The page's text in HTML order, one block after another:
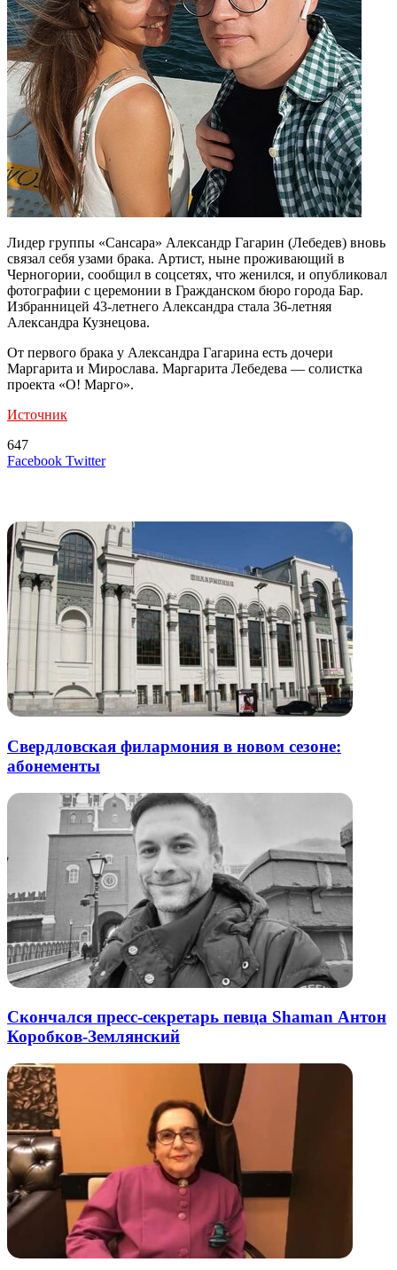
Лидер группы «Сансара» Александр Гагарин (Лебедев) вновь
связал себя узами брака. Артист, ныне проживающий в
Черногории, сообщил в соцсетях, что женился, и опубликовал
фотографии с церемонии в Гражданском бюро города Бар.
Избранницей 43-летнего Александра стала 36-летняя
Александра Кузнецова.
От первого брака у Александра Гагарина есть дочери
Маргарита и Мирослава. Маргарита Лебедева — солистка
проекта «О! Марго».
Источник
647
Facebook TwitterLinkedIn
Tumblr
Reddit
Вконтакте
Одноклассники
Skype
Messenger
Messenger
WhatsApp
Telegram
Viber
Line
Поделиться
Печатать
Свердловская филармония в новом сезоне:
абонементы
Скончался пресс-секретарь певца Shaman Антон
Коробков-Землянский